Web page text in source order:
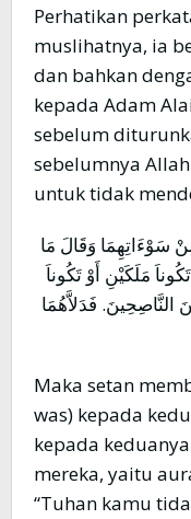
Perhatikan
muslihatnya, ia
dan bahkan
kepada Adam
sebelum
sebelumnya
untuk tidak
سَوْءَاتِهِمَا وَقَالَ مَا
مَلَكَيْنِ أَوْ تَكُوناَ
النَّاصِحِينَ. فَدَلاَّهُمَا
Maka setan
was) kepada
kepada
mereka, yaitu
“Tuhan kamu